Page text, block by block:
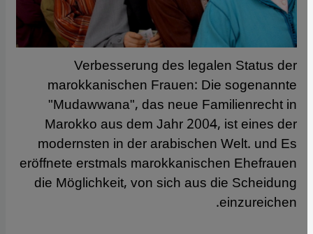
Verbesserung des legalen Status der
marokkanischen Frauen: Die sogenannte
"Mudawwana", das neue Familienrecht in
Marokko aus dem Jahr 2004, ist eines der
modernsten in der arabischen Welt. und Es
eröffnete erstmals marokkanischen Ehefrauen
die Möglichkeit, von sich aus die Scheidung
einzureichen.